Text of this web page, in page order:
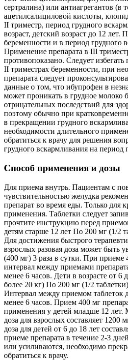
сертралина) или антиагрегантов (в
ацетилсалициловой кислоты,
II триместр, период грудного
возраст, детский возраст до 12 лет.
беременности и в период грудного
Применение препарата в III
противопоказано. Следует
II триместрах беременности, при
препарата следует
данные о том, что ибупрофен в
может проникать в грудное молоко
отрицательных последствий для
поэтому обычно при
в прекращении грудного
необходимости длительного
обратиться к врачу для решения
грудного вскармливания на период
Способ применения и дозы
Для приема внутрь. Пациентам с
чувствительностью желудка
препарат во время еды. Только для
применения. Таблетки следует
прочтите инструкцию перед
детям старше 12 лет По 200 мг (1/2
Для достижения быстрого
взрослых разовая доза может быть
(400 мг) 3 раза в сутки. При приеме
интервал между приемами
менее 6 часов. Дети в возрасте от 6
более 20 кг) По 200 мг (1/2
Интервал между приемом таблеток
менее 6 часов. Прием 400 мг
применения у детей младше 12 лет.
доза для взрослых составляет 1200
доза для детей от 6 до 18 лет
приеме препарата в течение 2-3
или усиливаются, необходимо
обратиться к врачу.